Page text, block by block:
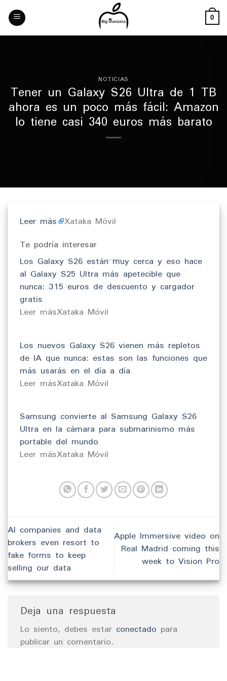
Skip
content
0
NOTICIAS
Tener un Galaxy S26 Ultra de 1 TB
ahora es un poco más fácil: Amazon
lo tiene casi 340 euros más barato
Leer más Xataka Móvil
Te podría interesar
Los Galaxy S26 están muy cerca y eso hace
al Galaxy S25 Ultra más apetecible que
nunca: 315 euros de descuento y cargador
gratis
​Leer másXataka Móvil
Los nuevos Galaxy S26 vienen más repletos
de IA que nunca: estas son las funciones que
más usarás en el día a día
​Leer másXataka Móvil
Samsung convierte al Samsung Galaxy S26
Ultra en la cámara para submarinismo más
portable del mundo
​Leer másXataka Móvil
AI companies and data
brokers even resort to
fake forms to keep
selling our data
Apple Immersive video on
Real Madrid coming this
week to Vision Pro
Deja una respuesta
Lo siento, debes estar conectado para
publicar un comentario.